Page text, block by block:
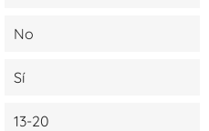
No
Sí
13-20